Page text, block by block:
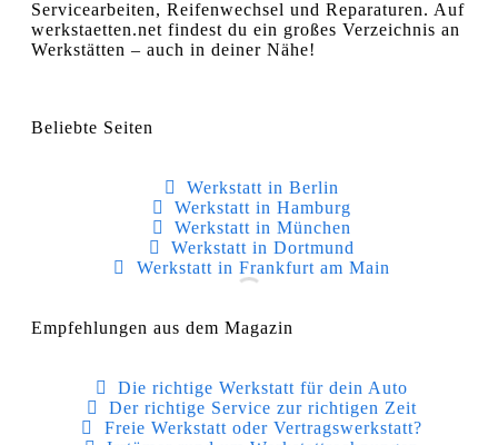
Servicearbeiten, Reifenwechsel und Reparaturen. Auf
werkstaetten.net findest du ein großes Verzeichnis an
Werkstätten – auch in deiner Nähe!
Beliebte Seiten
Werkstatt in Berlin
Werkstatt in Hamburg
Werkstatt in München
Werkstatt in Dortmund
Werkstatt in Frankfurt am Main
Empfehlungen aus dem Magazin
Die richtige Werkstatt für dein Auto
Der richtige Service zur richtigen Zeit
Freie Werkstatt oder Vertragswerkstatt?